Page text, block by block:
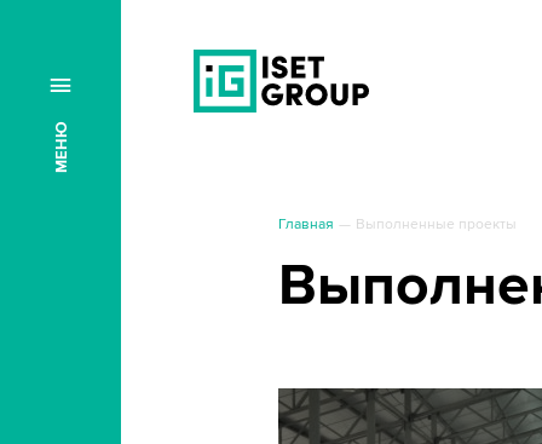
МЕНЮ
Главная Выполненные проекты